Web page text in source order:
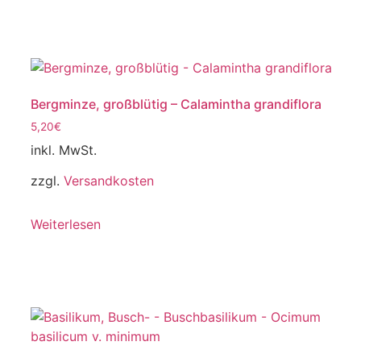
Bergminze, großblütig – Calamintha grandiflora
5,20€
inkl. MwSt.
zzgl. Versandkosten
Weiterlesen